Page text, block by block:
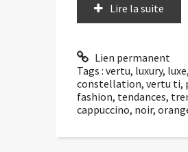
Lire la suite
Lien permanent
Tags : vertu, luxury, luxe,
constellation, vertu ti,
fashion, tendances,
cappuccino, noir,